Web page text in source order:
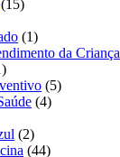
(15)
(1)
da Criança
(5)
(4)
(2)
(44)